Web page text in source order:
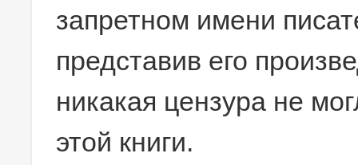
запретном имени
представив его
никакая цензура не
этой книги.